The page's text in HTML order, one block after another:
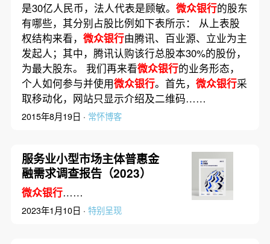
是30亿人民币，法人代表是顾敏。 微众银行的股东
有哪些，其分别占股比例如下表所示： 从上表股
权结构来看， 微众银行由腾讯、百业源、立业为主
发起人；其中，腾讯认购该行总股本30%的股份，
为最大股东。 我们再来看微众银行的业务形态，
个人如何参与并使用微众银行。首先， 微众银行采
取移动化，网站只显示介绍及二维码……
2015年8月19日 · 常怀博客
服务业小型市场主体普惠金
融需求调查报告（2023）
微众银行……
2023年1月10日 · 特别呈现